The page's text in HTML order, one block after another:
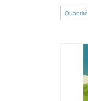
Quantité